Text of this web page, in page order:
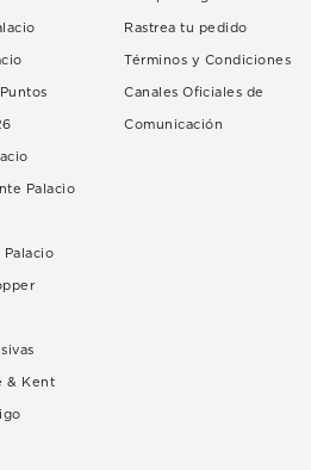
Palacio
Palacio
& Kent
Rastrea tu pedido
Términos y Condiciones
Canales Oficiales de
Comunicación